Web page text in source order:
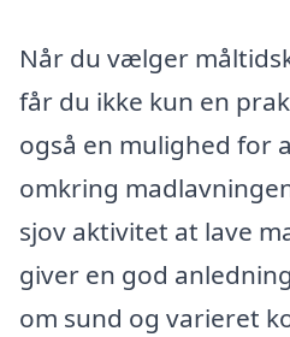
Når du vælger
får du ikke kun en
også en mulighed for
omkring
sjov aktivitet at lave
giver en god
om sund og varieret